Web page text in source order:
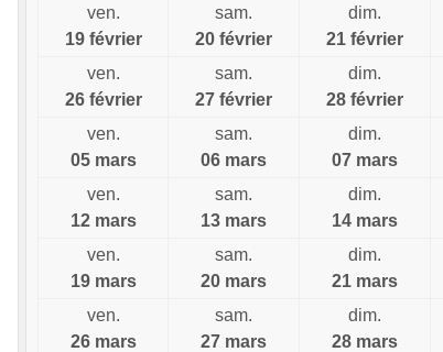
ven.
19 février
sam.
20 février
dim.
21 février
ven.
26 février
sam.
27 février
dim.
28 février
ven.
05 mars
sam.
06 mars
dim.
07 mars
ven.
12 mars
sam.
13 mars
dim.
14 mars
ven.
19 mars
sam.
20 mars
dim.
21 mars
ven.
26 mars
sam.
27 mars
dim.
28 mars